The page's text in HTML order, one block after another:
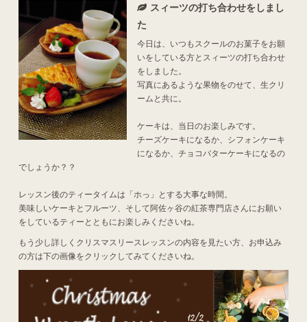
スィーツの打ち合わせをしまし
た
今日は、いつもスクールのお菓子をお願
いをしている方とスィーツの打ち合わせ
をしました。
写真にあるような果物をのせて、生クリ
ームと共に。
ケーキは、当日のお楽しみです。
チーズケーキになるか、シフォンケーキ
になるか、チョコバターケーキになるの
でしょうか？？
レッスン後のティータイムは「ホっ」とする大事な時間。
美味しいケーキとフルーツ、そして阿佐ヶ谷の紅茶専門店さんにお願い
をしているティーとともにお楽しみくださいね。
もう少し詳しくクリスマスリースレッスンの内容を見たい方、お申込み
の方は下の画像をクリックしてみてくださいね。